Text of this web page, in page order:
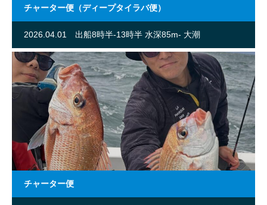
チャーター便（ディープタイラバ便）
2026.04.01 出船8時半-13時半 水深85m- 大潮
チャーター便